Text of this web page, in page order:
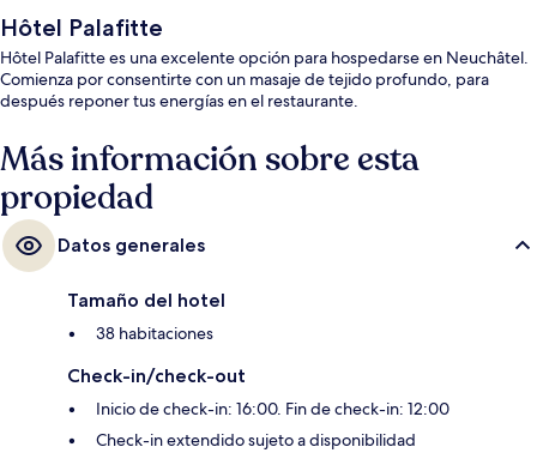
Hôtel Palafitte
Hôtel Palafitte es una excelente opción para hospedarse en Neuchâtel.
Comienza por consentirte con un masaje de tejido profundo, para
después reponer tus energías en el restaurante.
Más información sobre esta
propiedad
Datos generales
Tamaño del hotel
38 habitaciones
Check-in/check-out
Inicio de check-in: 16:00. Fin de check-in: 12:00
Check-in extendido sujeto a disponibilidad